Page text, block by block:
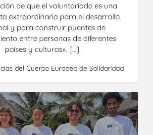
de que el voluntariado es una
extraordinaria para el desarrollo
y para construir puentes de
entre personas de diferentes
países y culturas». […]
del Cuerpo Europeo de Solidaridad